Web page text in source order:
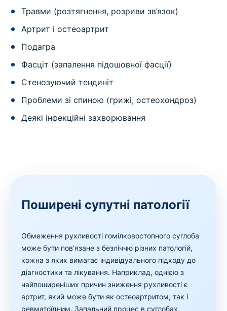
Травми (розтягнення, розриви зв’язок)
Артрит і остеоартрит
Подагра
Фасціт (запалення підошовної фасції)
Стенозуючий тендиніт
Проблеми зі спиною (грижі, остеохондроз)
Деякі інфекційні захворювання
Поширені супутні патології
Обмеження рухливості гомілковостопного суглоба
може бути пов’язане з безліччю різних патологій,
кожна з яких вимагає індивідуального підходу до
діагностики та лікування. Наприклад, однією з
найпоширеніших причин зниження рухливості є
артрит, який може бути як остеоартритом, так і
ревматоїдним. Запальний процес в суглобах